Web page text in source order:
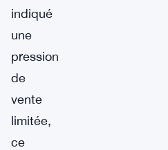
indiqué
une
pression
de
vente
limitée,
ce